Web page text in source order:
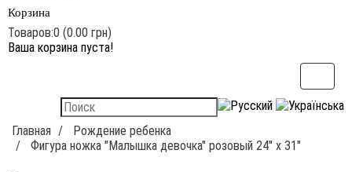
Корзина
Товаров:0 (0.00 грн)
Ваша корзина пуста!
Главная
Рождение ребенка
Фигура ножка "Малышка девочка" розовый 24" x 31"